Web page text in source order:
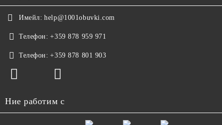
Имейл: help@1001obuvki.com
Телефон: +359 878 959 971
Телефон: +359 878 801 903
Ние работим с